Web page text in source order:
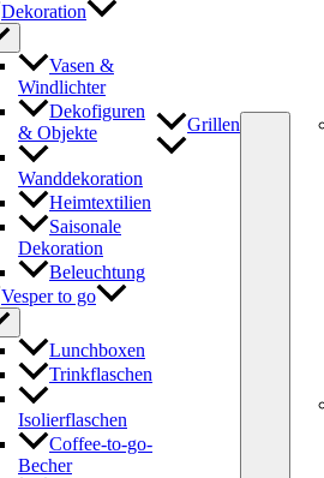
Dekoration
Vasen &
Windlichter
Dekofiguren
& Objekte
Wanddekoration
Heimtextilien
Saisonale
Dekoration
Beleuchtung
Vesper to go
Lunchboxen
Trinkflaschen
Isolierflaschen
Coffee-to-go-
Becher
Grillen